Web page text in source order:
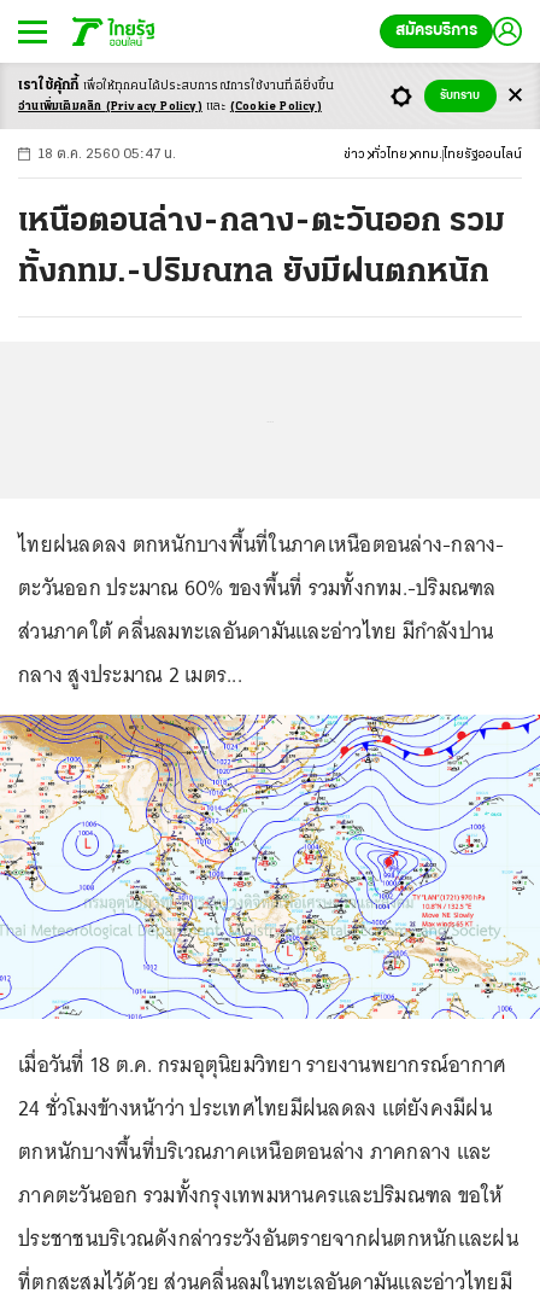
สมัครบริการ
-ก ก ก+
18 ต.ค. 2560 05:47 น. ข่าว ทั่วไทย กทม. ไทยรัฐออนไลน์
เหนือตอนล่าง-กลาง-ตะวันออก รวม
ทั้งกทม.-ปริมณฑล ยังมีฝนตกหนัก
ไทยฝนลดลง ตกหนักบางพื้นที่ในภาคเหนือตอนล่าง-กลาง-
ตะวันออก ประมาณ 60% ของพื้นที่ รวมทั้งกทม.-ปริมณฑล
ส่วนภาคใต้ คลื่นลมทะเลอันดามันและอ่าวไทย มีกำลังปาน
กลาง สูงประมาณ 2 เมตร...
เมื่อวันที่ 18 ต.ค. กรมอุตุนิยมวิทยา รายงานพยากรณ์อากาศ
24 ชั่วโมงข้างหน้าว่า ประเทศไทยมีฝนลดลง แต่ยังคงมีฝน
ตกหนักบางพื้นที่บริเวณภาคเหนือตอนล่าง ภาคกลาง และ
ภาคตะวันออก รวมทั้งกรุงเทพมหานครและปริมณฑล ขอให้
ประชาชนบริเวณดังกล่าวระวังอันตรายจากฝนตกหนักและฝน
ที่ตกสะสมไว้ด้วย ส่วนคลื่นลมในทะเลอันดามันและอ่าวไทยมี
เราใช้คุ้กกี้ เพื่อให้ทุกคนได้ประสบการณ์การใช้งานที่ดียิ่งขึ้น
อ่านเพิ่มเติมคลิก (Privacy Policy) และ (Cookie Policy)
รับทราบ